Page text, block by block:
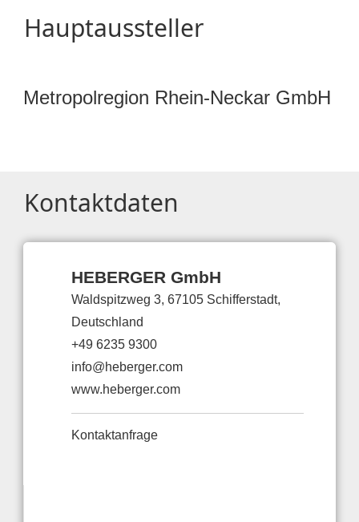
Hauptaussteller
Metropolregion Rhein-Neckar GmbH
Kontaktdaten
HEBERGER GmbH
Waldspitzweg 3, 67105 Schifferstadt,
Deutschland
+49 6235 9300
info@heberger.com
www.heberger.com
Kontaktanfrage